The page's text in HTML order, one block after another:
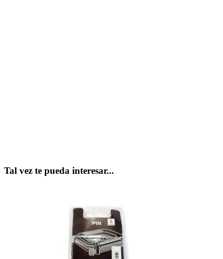
Tal vez te pueda interesar...